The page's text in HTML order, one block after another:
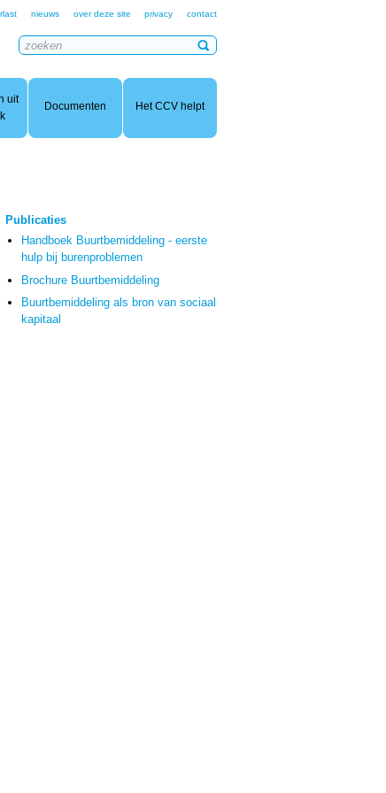
nieuws over deze site privacy contact
uit
Documenten Het CCV helpt
Publicaties
Handboek Buurtbemiddeling - eerste
hulp bij burenproblemen
Brochure Buurtbemiddeling
Buurtbemiddeling als bron van sociaal
kapitaal